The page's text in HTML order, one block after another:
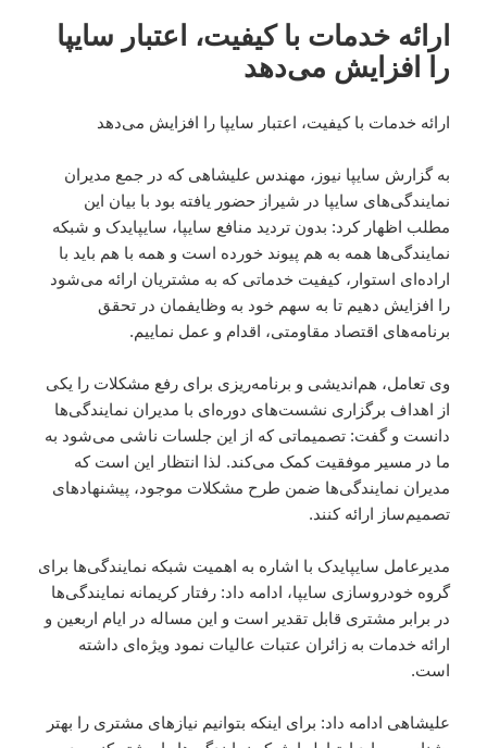
ارائه خدمات با کیفیت، اعتبار سایپا
را افزایش می‌دهد
ارائه خدمات با کیفیت، اعتبار سایپا را افزایش می‌دهد
به گزارش سایپا نیوز، مهندس علیشاهی که در جمع مدیران
نمایندگی‌های سایپا در شیراز حضور یافته بود با بیان این
مطلب اظهار کرد: بدون تردید منافع سایپا، سایپایدک و شبکه
نمایندگی‌ها همه به هم پیوند خورده است و همه با هم باید با
اراده‌ای استوار، کیفیت خدماتی که به مشتریان ارائه می‌شود
را افزایش دهیم تا به سهم خود به وظایفمان در تحقق
برنامه‌های اقتصاد مقاومتی، اقدام و عمل نماییم.
وی تعامل، هم‌اندیشی و برنامه‌ریزی برای رفع مشکلات را یکی
از اهداف برگزاری نشست‌های دوره‌ای با مدیران نمایندگی‌ها
دانست و گفت: تصمیماتی که از این جلسات ناشی می‌شود به
ما در مسیر موفقیت کمک می‌کند. لذا انتظار این است که
مدیران نمایندگی‌ها ضمن طرح مشکلات موجود، پیشنهادهای
تصمیم‌ساز ارائه کنند.
مدیرعامل سایپایدک با اشاره به اهمیت شبکه نمایندگی‌ها برای
گروه خودروسازی سایپا، ادامه داد: رفتار کریمانه نمایندگی‌ها
در برابر مشتری قابل تقدیر است و این مساله در ایام اربعین و
ارائه خدمات به زائران عتبات عالیات نمود ویژه‌ای داشته
است.
علیشاهی ادامه داد: برای اینکه بتوانیم نیازهای مشتری را بهتر